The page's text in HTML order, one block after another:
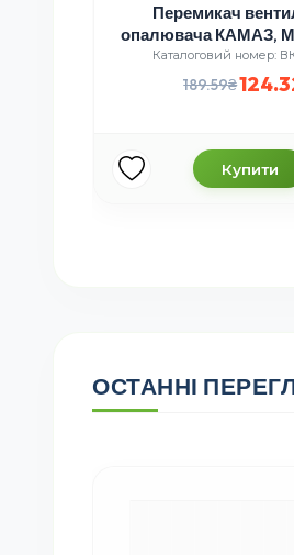
Перемикач
опалювача КАМАЗ,
Каталоговий номер:
189.59
Купити
ОСТАННІ